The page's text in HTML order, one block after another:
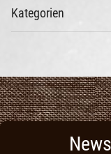
Kategorien